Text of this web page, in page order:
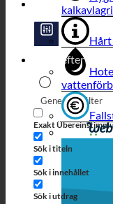
Generiska filter
Exakt
Sök i titeln
Sök i innehållet
Sök i utdrag